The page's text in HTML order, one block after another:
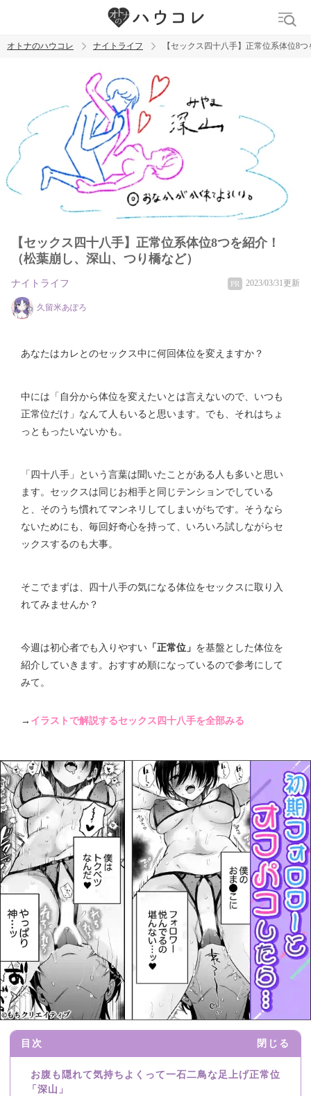
トレンド ワード
ラブグッズ 乳首 吸うやつ
オトナのハウコレ ナイトライフ 【セックス四十八手】正常位系体位8
【セックス四十八手】正常位系体位8つを紹介！
（松葉崩し、深山、つり橋など）
ナイトライフ PR 2023/03/31更新
久留米あぽろ
あなたはカレとのセックス中に何回体位を変えますか？
中には「自分から体位を変えたいとは言えないので、いつも
正常位だけ」なんて人もいると思います。でも、それはちょ
っともったいないかも。
「四十八手」という言葉は聞いたことがある人も多いと思い
ます。セックスは同じお相手と同じテンションでしている
と、そのうち慣れてマンネリしてしまいがちです。そうなら
ないためにも、毎回好奇心を持って、いろいろ試しながらセ
ックスするのも大事。
そこでまずは、四十八手の気になる体位をセックスに取り入
れてみませんか？
今週は初心者でも入りやすい 「正常位」 を基盤とした体位を
紹介していきます。おすすめ順になっているので参考にして
みて。
→ イラストで解説するセックス四十八手を全部みる
目次 閉じる
お腹も隠れて気持ちよくって一石二鳥な足上げ正常位
「深山」